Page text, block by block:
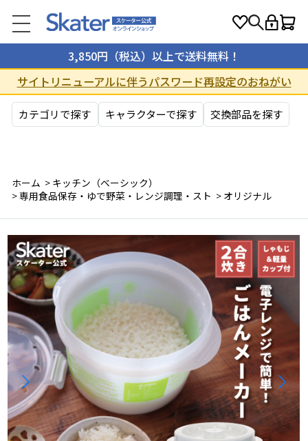
3,850円（税込）以上で送料無料！
サイトリニューアルに伴うパスワード再設定のおねがい
カテゴリで探す キャラクターで探す 交換部品を探す
ホーム > キッチン（ベーシック）
>専用食品保存・ゆで野菜・レンジ調理・スト > オリジナル